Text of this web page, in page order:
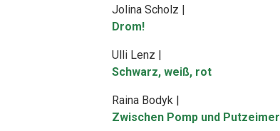
Jolina Scholz |
Drom!
Ulli Lenz |
Schwarz, weiß, rot
Raina Bodyk |
Zwischen Pomp und Putzeimer